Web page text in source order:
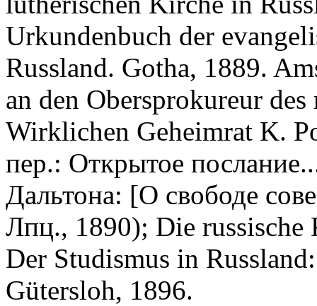
Urkundenbuch der
Russland. Gotha, 1889.
an den Obersprokureur
Wirklichen Geheimrat K.
пер.: Открытое
Дальтона: [О свободе
Лпц., 1890); Die russische
Der Studismus in
Gütersloh, 1896.